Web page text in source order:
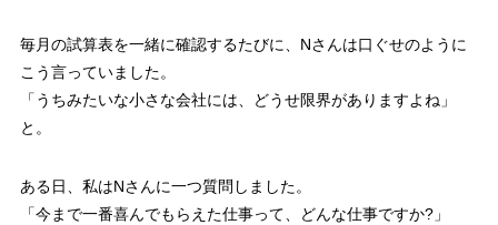
毎月の試算表を一緒に確認するたびに、Nさんは口ぐせのように
こう言っていました。
「うちみたいな小さな会社には、どうせ限界がありますよね」
と。
ある日、私はNさんに一つ質問しました。
「今まで一番喜んでもらえた仕事って、どんな仕事ですか?」